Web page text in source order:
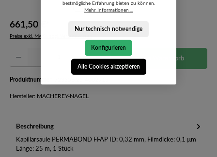
661,50 €*
Preise exkl. MwSt. zzgl. Versandkosten
Produkt Anzahl: Gib den gewünschten Wert ein oder benutze die Schaltflächen um die
In den Warenkorb
Produktnummer:
Hersteller: MACHEREY-NAGEL
Beschreibung
Kapillarsäule PERMABOND FFAP ID: 0,32 mm, Filmdicke: 0,1 µm
Länge: 25 m, 1 Stück
bestmögliche Erfahrung bieten zu können.
Mehr Informationen ...
Nur technisch notwendige
Konfigurieren
Alle Cookies akzeptieren